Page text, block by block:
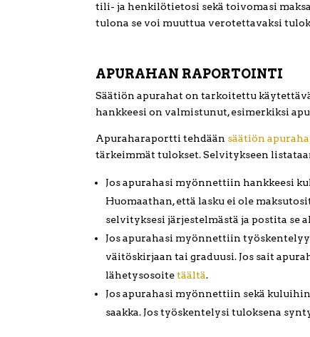
tili- ja henkilötietosi sekä toivomasi
tulona se voi muuttua verotettavaksi
APURAHAN RAPORTOINTI
Säätiön apurahat on tarkoitettu
hankkeesi on valmistunut, esimerkiksi
Apuraharaportti tehdään säätiön
tärkeimmät tulokset. Selvitykseen
Jos apurahasi myönnettiin hankkeesi
Huomaathan, että lasku ei ole
selvityksesi järjestelmästä ja postita se
Jos apurahasi myönnettiin
väitöskirjaan tai graduusi. Jos sait
lähetysosoitetäältä.
Jos apurahasi myönnettiin sekä
saakka. Jos työskentelysi tuloksena